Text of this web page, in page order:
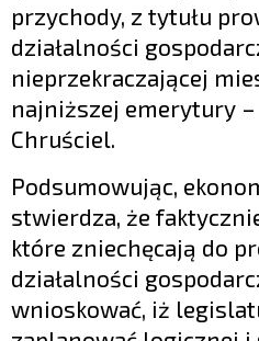
przychody, z tytułu
działalności
nieprzekraczającej
najniższej emerytury
Chruściel.
Podsumowując,
stwierdza, że
które zniechęcają do
działalności
wnioskować, iż